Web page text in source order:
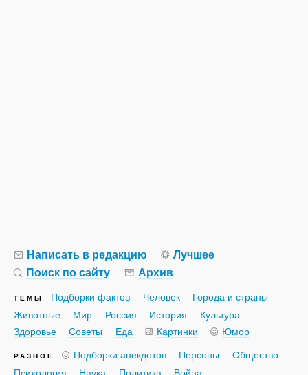
Написать в редакцию
Лучшее
Поиск по сайту
Архив
ТЕМЫ Подборки фактов Человек
Города и страны
Животные
Мир Россия История
Культура
Здоровье
Советы Еда Картинки Юмор
РАЗНОЕ Подборки анекдотов Персоны
Общество